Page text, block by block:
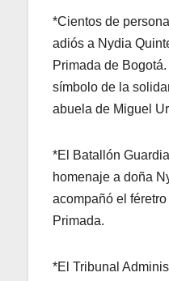
*Cientos de
adiós a Nydia
Primada de
símbolo de la
abuela de Miguel
*El Batallón
homenaje a doña
acompañó el
Primada.
*El Tribunal